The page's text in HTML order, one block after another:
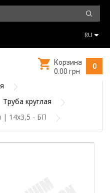
RU
0
Корзина
0.00 грн
Труба круглая
| 14х3,5 - БП